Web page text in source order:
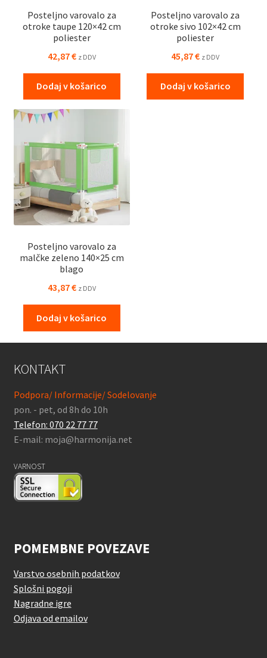
Posteljno varovalo za
otroke taupe 120×42 cm
poliester
42,87€ z DDV
Dodaj v košarico
Posteljno varovalo za
otroke sivo 102×42 cm
poliester
45,87€ z DDV
Dodaj v košarico
Posteljno varovalo za
malčke zeleno 140×25 cm
blago
43,87€ z DDV
Dodaj v košarico
KONTAKT
Podpora/ Informacije/ Sodelovanje
pon. - pet, od 8h do 10h
Telefon: 070 22 77 77
E-mail: moja@harmonija.net
VARNOST
POMEMBNE POVEZAVE
Varstvo osebnih podatkov
Splošni pogoji
Nagradne igre
Odjava od emailov